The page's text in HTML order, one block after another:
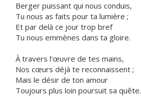
Berger puissant qui nous conduis,
Tu nous as faits pour ta lumière ;
Et par delà ce jour trop bref
Tu nous emmènes dans ta gloire.
À travers l'œuvre de tes mains,
Nos cœurs déjà te reconnaissent ;
Mais le désir de ton amour
Toujours plus loin poursuit sa quête.